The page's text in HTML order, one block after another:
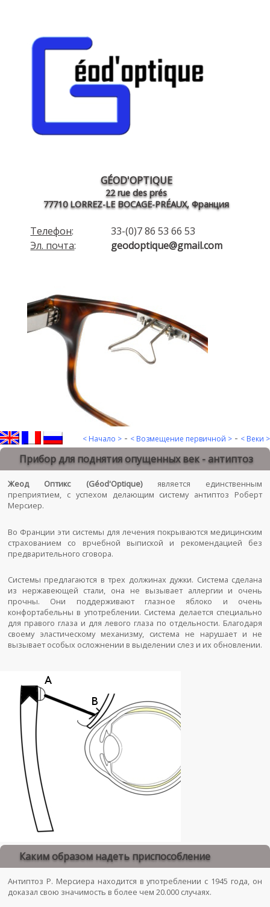
GÉOD'OPTIQUE
22 rue des prés
77710 LORREZ-LE BOCAGE-PRÉAUX, Франция
Телефон:
33-(0)7 86 53 66 53
Эл. почта: geodoptique@gmail.com
< Начало > - < Возмещение первичной > - < Веки >
Прибор для поднятия опущенных век - антиптоз
Жеод Оптикс (Géod'Optique)является единственным
преприятием, с успехом делающим систему антиптоз Роберт
Мерсиер.
Во Франции эти системы для лечения покрываются медицинским
страхованием со врчебной выпиской и рекомендацией без
предварительного сговора.
Системы предлагаются в трех должинах дужки. Система сделана
из нержавеющей стали, она не вызывает аллергии и очень
прочны. Они поддерживают глазное яблоко и очень
конфортабельны в употреблении. Система делается специально
для правого глаза и для левого глаза по отдельности. Благодаря
своему эластическому механизму, система не нарушает и не
вызывает особых осложнении в выделении слез и их обновлении.
Каким образом надеть приспособление
Антиптоз Р. Мерсиера находится в употреблении с 1945 года, он
доказал свою значимость в более чем 20.000 случаях.